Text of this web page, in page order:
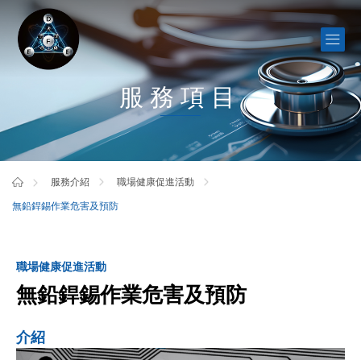
服務項目
服務介紹
職場健康促進活動
無鉛銲錫作業危害及預防
職場健康促進活動
無鉛銲錫作業危害及預防
介紹